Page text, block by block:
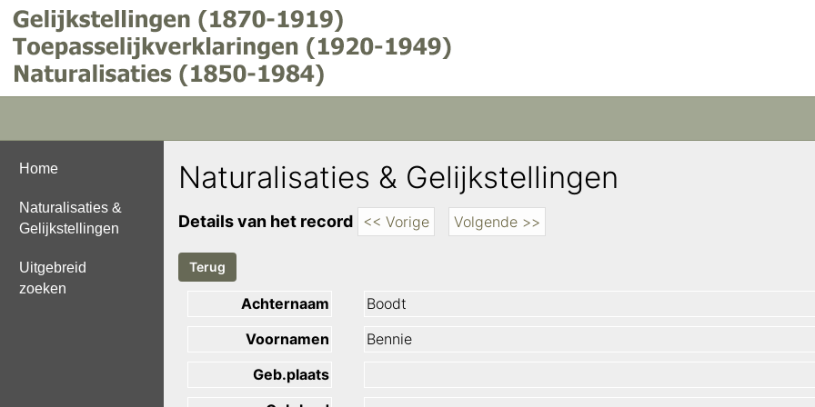
Home
Naturalisaties &
Gelijkstellingen
Uitgebreid
zoeken
Naturalisaties & Gelijkstellingen
Details van het record << Vorige Volgende >>
Achternaam
Boodt
Voornamen
Bennie
Geb.plaats